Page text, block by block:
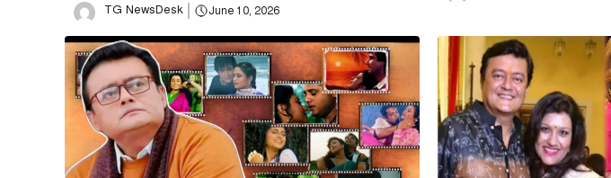
TG NewsDesk June 10, 2026